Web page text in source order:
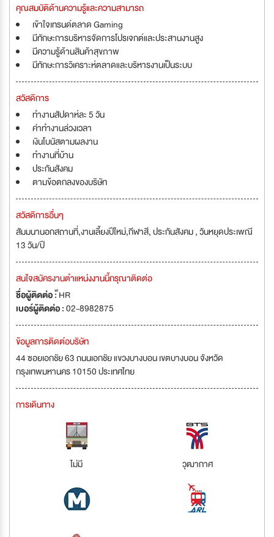
คุณสมบัติด้านความรู้และความสามารถ
เข้าใจเทรนด์ตลาด Gaming
มีทักษะการบริหารจัดการโปรเจกต์และประสานงานสูง
มีความรู้ด้านสินค้าสุขภาพ
มีทักษะการวิเคราะห์ตลาดและบริหารงานเป็นระบบ
สวัสดิการ
ทำงานสัปดาห์ละ 5 วัน
ค่าทำงานล่วงเวลา
เงินโบนัสตามผลงาน
ทำงานที่บ้าน
ประกันสังคม
ตามข้อตกลงของบริษัท
สวัสดิการอื่นๆ
สัมมนานอกสถานที่,งานเลี้ยงปีใหม่,กีฬาสี, ประกันสังคม , วันหยุดประเพณี
13 วัน/ปี
สนใจสมัครงานตำแหน่งงานนี้กรุณาติดต่อ
ชื่อผู้ติดต่อ :็HR
เบอร์ผู้ติดต่อ :02-8982875
ข้อมูลการติดต่อบริษัท
44 ซอยเอกชัย 63 ถนนเอกชัย แขวงบางบอน เขตบางบอน จังหวัด
กรุงเทพมหานคร 10150 ประเทศไทย
การเดินทาง
ไม่มี วุฒากาศ